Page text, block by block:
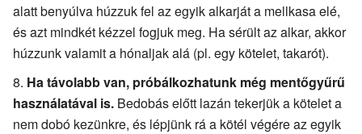
alatt benyúlva húzzuk fel az egyik alkarját a mellkasa elé,
és azt mindkét kézzel fogjuk meg. Ha sérült az alkar, akkor
húzzunk valamit a hónaljak alá (pl. egy kötelet, takarót).
Ha távolabb van, próbálkozhatunk még mentőgyűrű
használatával is. Bedobás előtt lazán tekerjük a kötelet a
nem dobó kezünkre, és lépjünk rá a kötél végére az egyik